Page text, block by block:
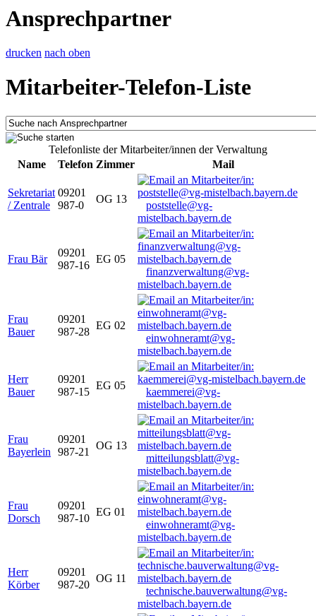
Ansprechpartner
drucken nach oben
Mitarbeiter-Telefon-Liste
Telefonliste der Mitarbeiter/innen der Verwaltung
Name
Telefon Zimmer Mail
Sekretariat
/ Zentrale
09201
987-0
OG 13
poststelle@vg-
mistelbach.bayern.de
Frau Bär
09201
987-16
EG 05
finanzverwaltung@vg-
mistelbach.bayern.de
Frau
Bauer
09201
987-28
EG 02
einwohneramt@vg-
mistelbach.bayern.de
Herr
Bauer
09201
987-15
EG 05
kaemmerei@vg-
mistelbach.bayern.de
Frau
Bayerlein
09201
987-21
OG 13
mitteilungsblatt@vg-
mistelbach.bayern.de
Frau
Dorsch
09201
987-10
EG 01
einwohneramt@vg-
mistelbach.bayern.de
Herr
Körber
09201
987-20
OG 11
technische.bauverwaltung@vg-
mistelbach.bayern.de